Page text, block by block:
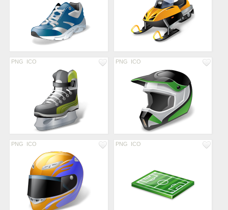
PNG ICO PNG ICO
PNG ICO PNG ICO